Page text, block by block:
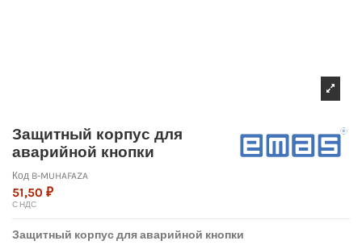
Защитный корпус для
аварийной кнопки
Код B-MUHAFAZA
51,50 ₽
С НДС
Защитный корпус для аварийной кнопки